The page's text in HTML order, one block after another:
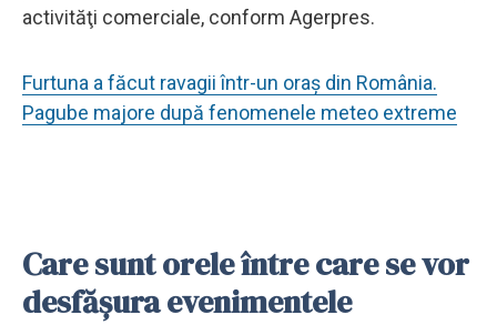
activităţi comerciale, conform Agerpres.
Furtuna a făcut ravagii într-un oraș din România.
Pagube majore după fenomenele meteo extreme
Care sunt orele între care se vor
desfășura evenimentele